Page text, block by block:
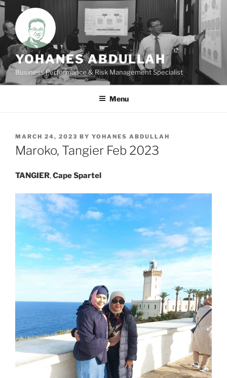
Skip
content
YOHANES ABDULLAH
Business Performance & Risk Management Specialist
Menu
POSTED
ON
MARCH 24, 2023 BY YOHANES ABDULLAH
Maroko, Tangier Feb 2023
TANGIER,Cape Spartel